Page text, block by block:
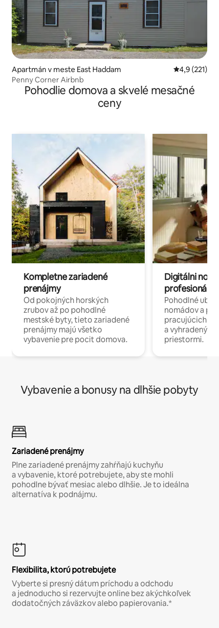
Apartmán v meste East Haddam Priemerné
4,9 (221)
Penny Corner Airbnb
Pohodlie domova a skvelé mesačné
ceny
Kompletne zariadené
prenájmy
Od pokojných horských
zrubov až po pohodlné
mestské byty, tieto zariadené
prenájmy majú všetko
vybavenie pre pocit domova.
Digitálni
profesionáli
Pohodlné
nomádov a
pracujúcich
a
priestormi.
Vybavenie a bonusy na dlhšie pobyty
Zariadené prenájmy
Plne zariadené prenájmy zahŕňajú kuchyňu
a vybavenie, ktoré potrebujete, aby ste mohli
pohodlne bývať mesiac alebo dlhšie. Je to ideálna
alternatíva k podnájmu.
Flexibilita, ktorú potrebujete
Vyberte si presný dátum príchodu a odchodu
a jednoducho si rezervujte online bez akýchkoľvek
dodatočných záväzkov alebo papierovania.*